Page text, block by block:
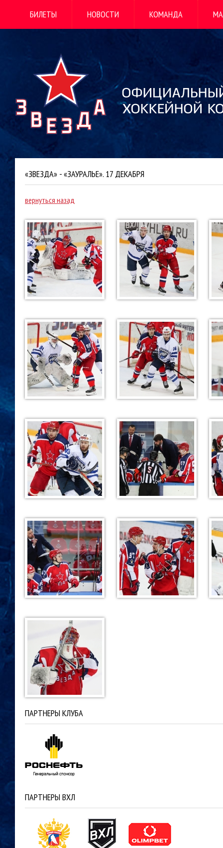
БИЛЕТЫ НОВОСТИ КОМАНДА
«ЗВЕЗДА» - «ЗАУРАЛЬЕ». 17 ДЕКАБРЯ
вернуться назад
ПАРТНЕРЫ КЛУБА
ПАРТНЕРЫ ВХЛ